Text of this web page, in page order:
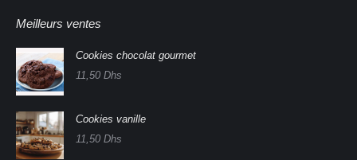
Meilleurs ventes
Cookies chocolat gourmet
11,50 Dhs
Cookies vanille
11,50 Dhs